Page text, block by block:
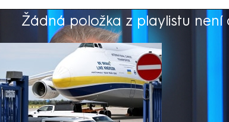
Žádná položka z playlistu není
redakce